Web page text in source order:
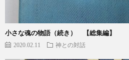
小さな魂の物語（続き） 【総集編】
2020.02.11 神との対話